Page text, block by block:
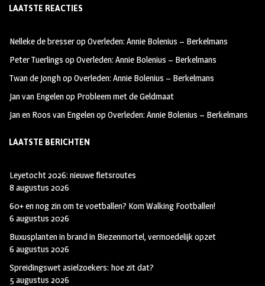
b
oo
k
ag
m
tt
LAATSTE REACTIES
Nelleke de bresseropOverleden: Annie Bolenius – Berkelmans
Peter Tuerlings opOverleden: Annie Bolenius – Berkelmans
Twan de JonghopOverleden: Annie Bolenius – Berkelmans
Jan van Engelenop Probleem met de Geldmaat
Jan en Roos van EngelenopOverleden: Annie Bolenius – Berkelmans
LAATSTE BERICHTEN
Leyetocht 2026: nieuwe fietsroutes
8 augustus 2026
60+ en nog zin om te voetballen? Kom Walking Footballen!
6 augustus 2026
Buxusplanten in brand in Biezenmortel, vermoedelijk opzet
6 augustus 2026
Spreidingswet asielzoekers: hoe zit dat?
5 augustus 2026